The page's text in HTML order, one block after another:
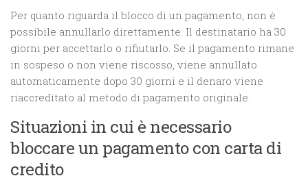
Per quanto riguarda il blocco di un pagamento, non è
possibile annullarlo direttamente. Il destinatario ha 30
giorni per accettarlo o rifiutarlo. Se il pagamento rimane
in sospeso o non viene riscosso, viene annullato
automaticamente dopo 30 giorni e il denaro viene
riaccreditato al metodo di pagamento originale.
Situazioni in cui è necessario
bloccare un pagamento con carta di
credito